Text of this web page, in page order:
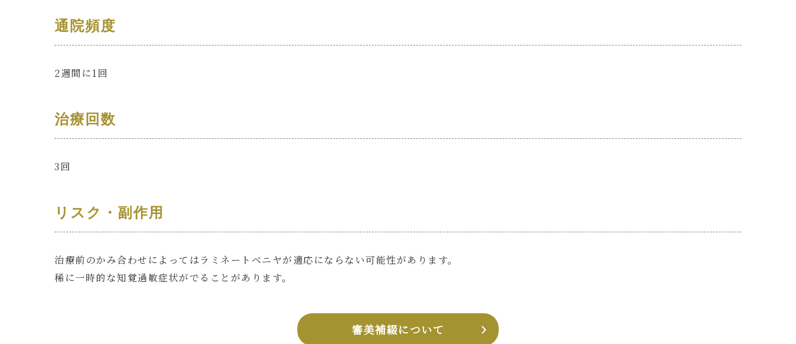
通院頻度
2週間に1回
治療回数
3回
リスク・副作用
治療前のかみ合わせによってはラミネートベニヤが適応にならない可能性があります。
稀に一時的な知覚過敏症状がでることがあります。
審美補綴について